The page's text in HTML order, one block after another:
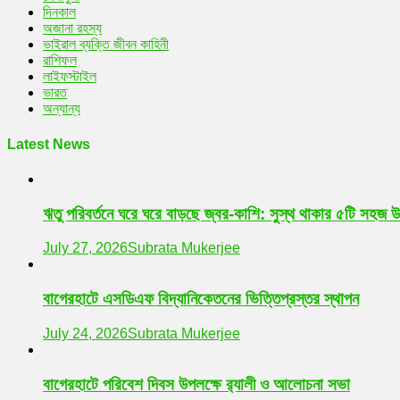
দিনকাল
অজানা রহস্য
ভাইরাল ব্যক্তি জীবন কাহিনী
রাশিফল
লাইফস্টাইল
ভারত
অন্যান্য
Latest News
ঋতু পরিবর্তনে ঘরে ঘরে বাড়ছে জ্বর-কাশি: সুস্থ থাকার ৫টি সহজ
July 27, 2026Subrata Mukerjee
বাগেরহাটে এসডিএফ বিদ্যানিকেতনের ভিত্তিপ্রস্তর স্থাপন
July 24, 2026Subrata Mukerjee
বাগেরহাটে পরিবেশ দিবস উপলক্ষে র‌্যালী ও আলোচনা সভা